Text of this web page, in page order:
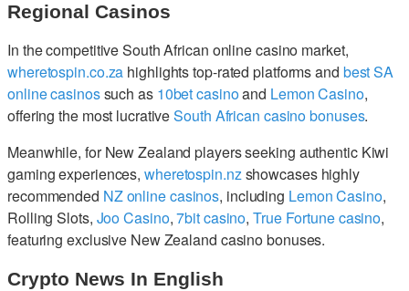
Regional Casinos
In the competitive South African online casino market,
wheretospin.co.za highlights top-rated platforms and best SA
online casinossuch as 10bet casinoand Lemon Casino,
offering the most lucrativeSouth African casino bonuses.
Meanwhile, for New Zealand players seeking authentic Kiwi
gaming experiences, wheretospin.nzshowcases highly
recommended NZ online casinos, including Lemon Casino,
Rolling Slots, Joo Casino,7bit casino,True Fortune casino,
featuring exclusive New Zealand casino bonuses.
Crypto News In English